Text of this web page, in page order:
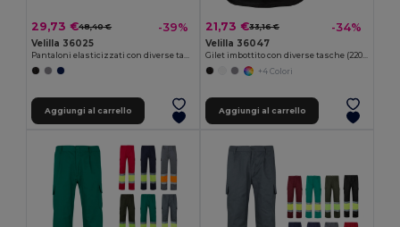
29,73 €48,40 € -39%
Velilla 36025
Pantaloni elasticizzati con diverse tasche (240g/m²), in cotone (46%), EME (38%) e poliestere (16%)
Aggiungi al carrello
21,73 €33,16 € -34%
Velilla 36047
Gilet imbottito con diverse tasche (220g/m²), in poliestere (100%)
+4 Colori
Aggiungi al carrello